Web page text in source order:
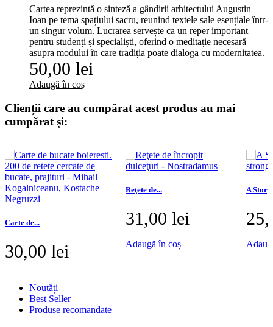
Cartea reprezintă o sinteză a gândirii arhitectului Augustin
Ioan pe tema spațiului sacru, reunind textele sale esențiale într-
un singur volum. Lucrarea servește ca un reper important
pentru studenți și specialiști, oferind o meditație necesară
asupra modului în care tradiția poate dialoga cu modernitatea.
50,00 lei
Adaugă în coș
Clienții care au cumpărat acest produs au mai
cumpărat și:
Carte de...
30,00 lei
Reţete de...
31,00 lei
Adaugă în coș
A Story
Noutăți
Best Seller
Produse recomandate